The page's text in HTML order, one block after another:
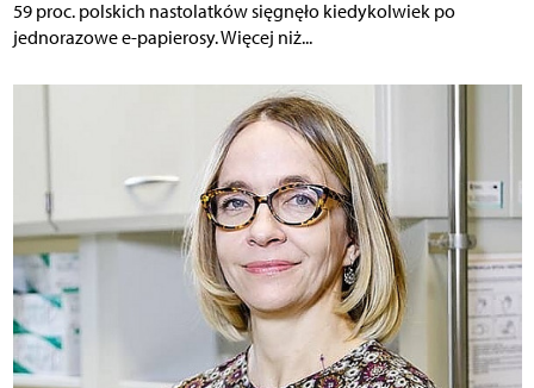
59 proc. polskich nastolatków sięgnęło kiedykolwiek po
jednorazowe e-papierosy. Więcej niż...